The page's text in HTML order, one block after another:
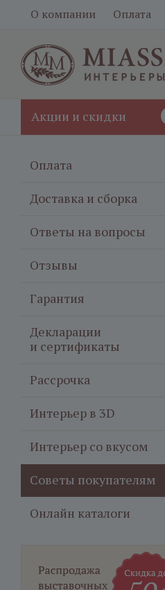
О компании Оплата
Акции и скидки
Оплата
Доставка и сборка
Ответы на вопросы
Отзывы
Гарантия
Декларации
и сертификаты
Рассрочка
Интерьер в 3D
Интерьер со вкусом
Советы покупателям
Онлайн каталоги